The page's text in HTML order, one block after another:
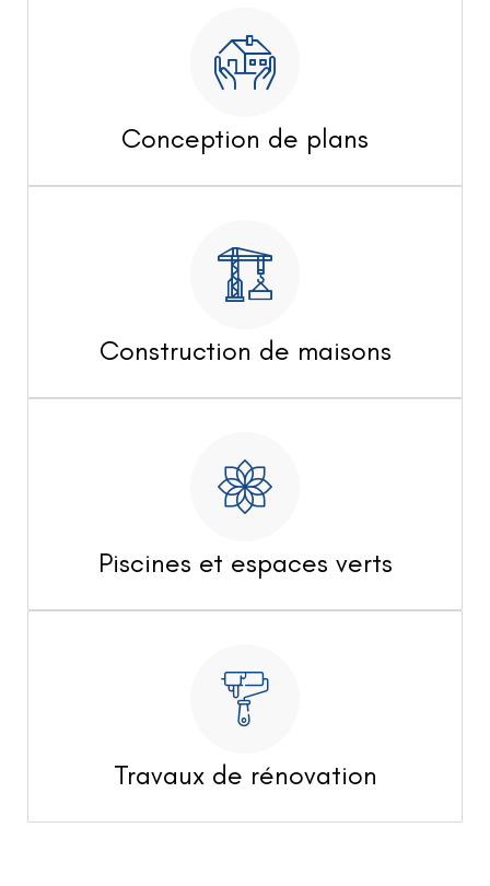
Conception de plans
Construction de maisons
Piscines et espaces verts
Travaux de rénovation